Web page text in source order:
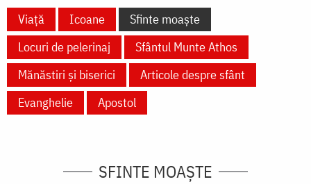
Viață Icoane
Sfinte moaște
Locuri de pelerinaj
Sfântul Munte Athos
Mănăstiri și biserici
Articole despre sfânt
Evanghelie
Apostol
SFINTE MOAȘTE